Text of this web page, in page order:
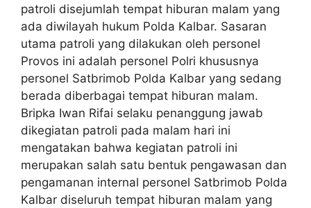
patroli disejumlah tempat hiburan malam yang
ada diwilayah hukum Polda Kalbar. Sasaran
utama patroli yang dilakukan oleh personel
Provos ini adalah personel Polri khususnya
personel Satbrimob Polda Kalbar yang sedang
berada diberbagai tempat hiburan malam.
Bripka Iwan Rifai selaku penanggung jawab
dikegiatan patroli pada malam hari ini
mengatakan bahwa kegiatan patroli ini
merupakan salah satu bentuk pengawasan dan
pengamanan internal personel Satbrimob Polda
Kalbar diseluruh tempat hiburan malam yang